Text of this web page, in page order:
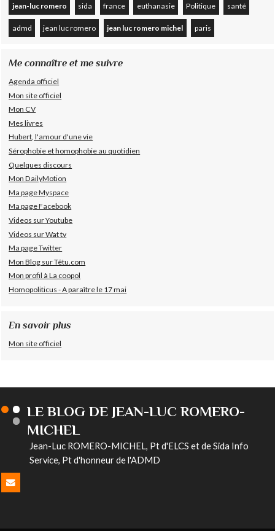
jean-luc romero sida france euthanasie Politique santé
admd jean luc romero jean luc romero michel paris
Me connaître et me suivre
Agenda officiel
Mon site officiel
Mon CV
Mes livres
Hubert, l'amour d'une vie
Sérophobie et homophobie au quotidien
Quelques discours
Mon DailyMotion
Ma page Myspace
Ma page Facebook
Videos sur Youtube
Videos sur Wat tv
Ma page Twitter
Mon Blog sur Têtu.com
Mon profil à La coopol
Homopoliticus - A paraître le 17 mai
En savoir plus
Mon site officiel
LE BLOG DE JEAN-LUC ROMERO-
MICHEL
Jean-Luc ROMERO-MICHEL, Pt d'ELCS et de Sida Info
Service, Pt d'honneur de l'ADMD